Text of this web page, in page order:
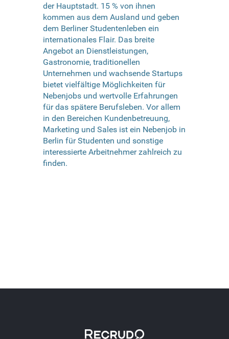
der Hauptstadt. 15 % von ihnen
kommen aus dem Ausland und geben
dem Berliner Studentenleben ein
internationales Flair. Das breite
Angebot an Dienstleistungen,
Gastronomie, traditionellen
Unternehmen und wachsende Startups
bietet vielfältige Möglichkeiten für
Nebenjobs und wertvolle Erfahrungen
für das spätere Berufsleben. Vor allem
in den Bereichen Kundenbetreuung,
Marketing und Sales ist ein Nebenjob in
Berlin für Studenten und sonstige
interessierte Arbeitnehmer zahlreich zu
finden.